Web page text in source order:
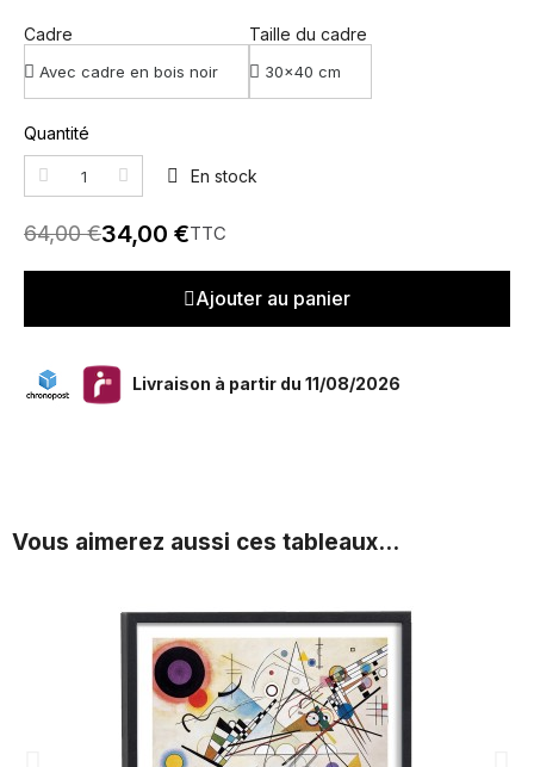
Cadre Taille du cadre
Quantité
En stock
64,00 €34,00 €TTC
Ajouter au panier
Livraison à partir du 11/08/2026
Vous aimerez aussi ces tableaux...